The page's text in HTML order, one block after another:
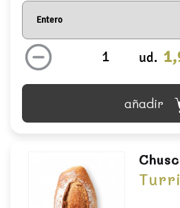
ud.
añadir